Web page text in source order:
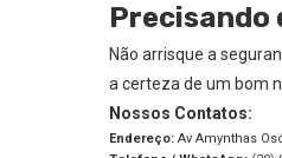
Precisando
Não arrisque a
a certeza de um bom
Nossos Contatos:
Endereço: Av Amynthas